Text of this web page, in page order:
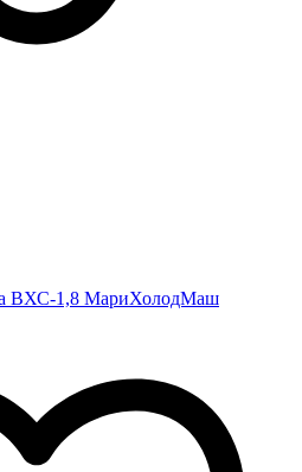
ВХС-1,8 МариХолодМаш